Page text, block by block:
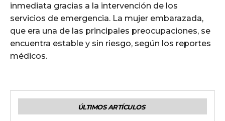
inmediata gracias a la intervención de los
servicios de emergencia. La mujer embarazada,
que era una de las principales preocupaciones, se
encuentra estable y sin riesgo, según los reportes
médicos.
ÚLTIMOS ARTÍCULOS